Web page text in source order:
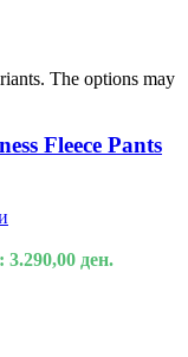
The options may
Fleece Pants
ден.